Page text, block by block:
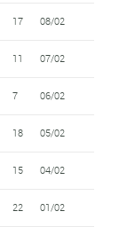
17 08/02
11 07/02
7 06/02
18 05/02
15 04/02
22 01/02